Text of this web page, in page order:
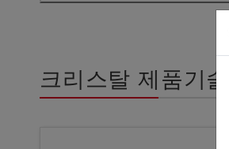
크리스탈 제품기